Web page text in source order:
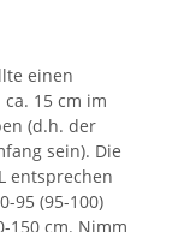
einen
ca. 15 cm im
(d.h. der
sein). Die
entsprechen
95 (95-100)
150 cm. Nimm